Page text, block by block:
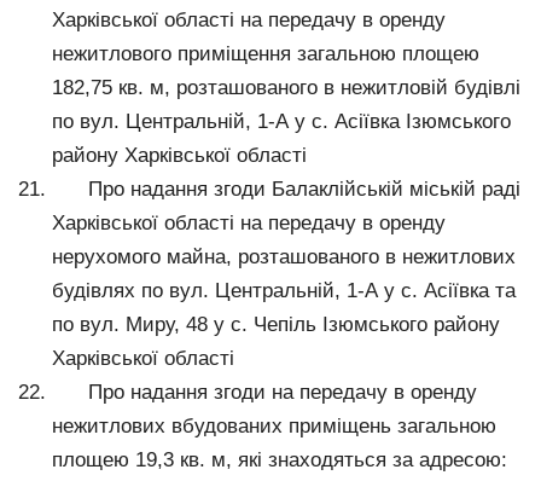
Харківської області на передачу в оренду
нежитлового приміщення загальною площею
182,75 кв. м, розташованого в нежитловій будівлі
по вул. Центральній, 1-А у с. Асіївка Ізюмського
району Харківської області
Про надання згоди Балаклійській міській раді
Харківської області на передачу в оренду
нерухомого майна, розташованого в нежитлових
будівлях по вул. Центральній, 1-А у с. Асіївка та
по вул. Миру, 48 у с. Чепіль Ізюмського району
Харківської області
Про надання згоди на передачу в оренду
нежитлових вбудованих приміщень загальною
площею 19,3 кв. м, які знаходяться за адресою: